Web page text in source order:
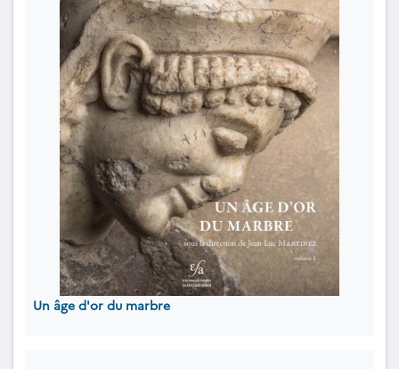
Un âge d'or du marbre